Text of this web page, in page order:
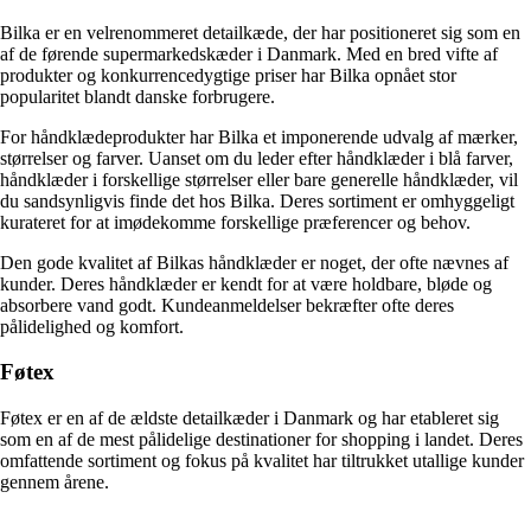
Bilka er en velrenommeret detailkæde, der har positioneret sig som en
af de førende supermarkedskæder i Danmark. Med en bred vifte af
produkter og konkurrencedygtige priser har Bilka opnået stor
popularitet blandt danske forbrugere.
For håndklædeprodukter har Bilka et imponerende udvalg af mærker,
størrelser og farver. Uanset om du leder efter håndklæder i blå farver,
håndklæder i forskellige størrelser eller bare generelle håndklæder, vil
du sandsynligvis finde det hos Bilka. Deres sortiment er omhyggeligt
kurateret for at imødekomme forskellige præferencer og behov.
Den gode kvalitet af Bilkas håndklæder er noget, der ofte nævnes af
kunder. Deres håndklæder er kendt for at være holdbare, bløde og
absorbere vand godt. Kundeanmeldelser bekræfter ofte deres
pålidelighed og komfort.
Føtex
Føtex er en af de ældste detailkæder i Danmark og har etableret sig
som en af de mest pålidelige destinationer for shopping i landet. Deres
omfattende sortiment og fokus på kvalitet har tiltrukket utallige kunder
gennem årene.